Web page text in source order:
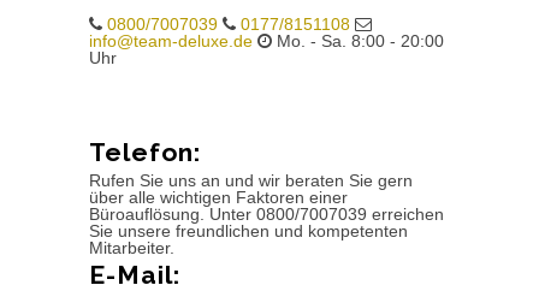
0800/7007039
0177/8151108
info@team-deluxe.de
Mo. - Sa. 8:00 - 20:00
Uhr
Telefon:
Rufen Sie uns an und wir beraten Sie gern
über alle wichtigen Faktoren einer
Büroauflösung. Unter 0800/7007039 erreichen
Sie unsere freundlichen und kompetenten
Mitarbeiter.
E-Mail: